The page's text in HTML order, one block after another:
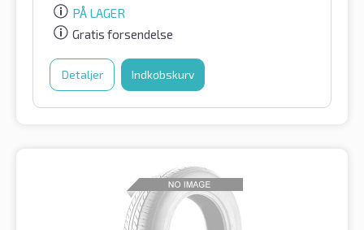
PÅ LAGER
Gratis forsendelse
Detaljer Indkøbskurv